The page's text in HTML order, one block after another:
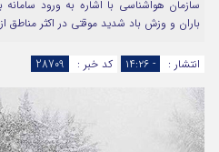
سازمان هواشناسی با اشاره به ورود
باران و وزش باد شدید موقتی در اکثر مناطق
انتشار : - ۱۴:۲۶ کد خبر : 28709